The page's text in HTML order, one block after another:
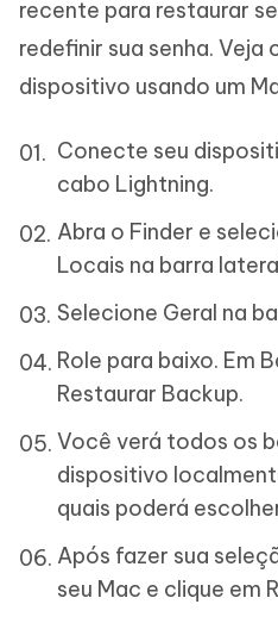
recente para restaurar
redefinir sua senha. Veja
dispositivo usando um
Conecte seu
cabo Lightning.
Abra o Finder e
Locais na barra
Selecione Geral na
Role para baixo. Em
Restaurar Backup.
Você verá todos os
dispositivo
quais poderá
Após fazer sua
seu Mac e clique em